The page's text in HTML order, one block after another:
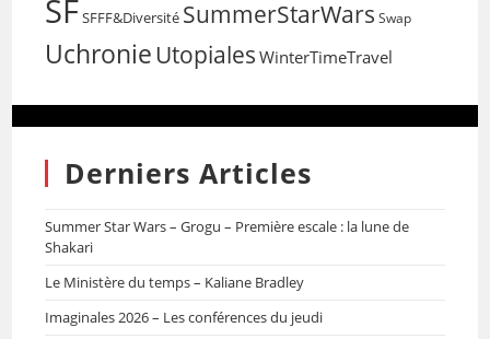
SFSFFF&Diversité SummerStarWars Swap
Uchronie Utopiales WinterTimeTravel
Derniers Articles
Summer Star Wars – Grogu – Première escale : la lune de
Shakari
Le Ministère du temps – Kaliane Bradley
Imaginales 2026 – Les conférences du jeudi